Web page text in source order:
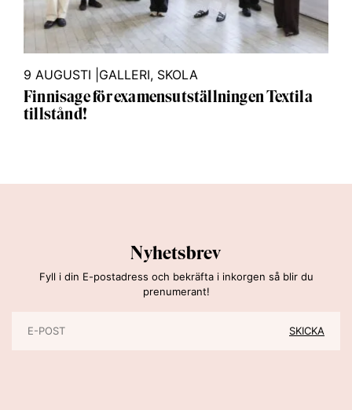
9 AUGUSTI GALLERI, SKOLA
Finnisage för examensutställningen Textila
tillstånd!
Nyhetsbrev
Fyll i din E-postadress och bekräfta i inkorgen så blir du
prenumerant!